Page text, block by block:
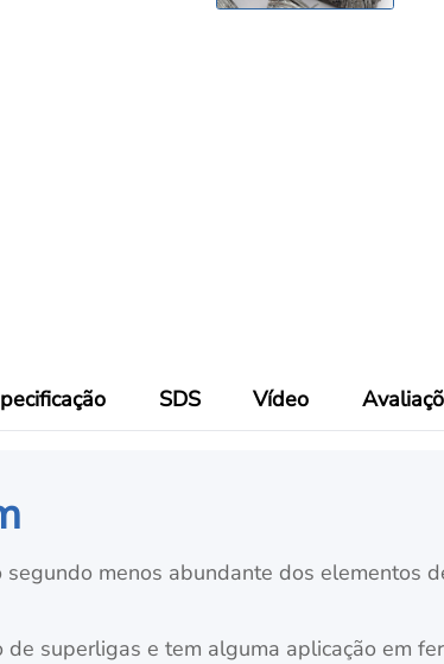
SDS Vídeo
menos abundante dos elementos
superligas e tem alguma aplicação em